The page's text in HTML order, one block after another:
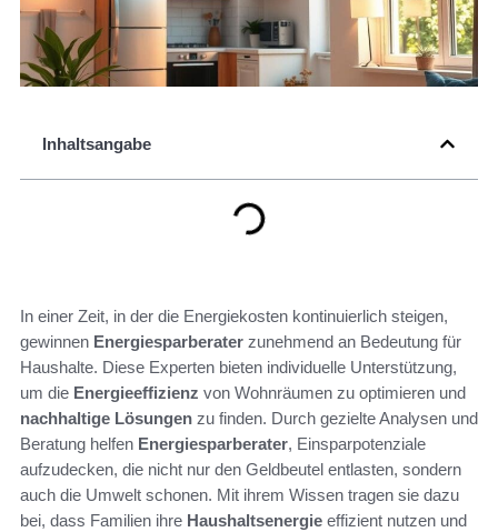
Inhaltsangabe
In einer Zeit, in der die Energiekosten kontinuierlich steigen,
gewinnen Energiesparberater zunehmend an Bedeutung für
Haushalte. Diese Experten bieten individuelle Unterstützung,
um die Energieeffizienz von Wohnräumen zu optimieren und
nachhaltige Lösungen zu finden. Durch gezielte Analysen und
Beratung helfen Energiesparberater, Einsparpotenziale
aufzudecken, die nicht nur den Geldbeutel entlasten, sondern
auch die Umwelt schonen. Mit ihrem Wissen tragen sie dazu
bei, dass Familien ihre Haushaltsenergie effizient nutzen und